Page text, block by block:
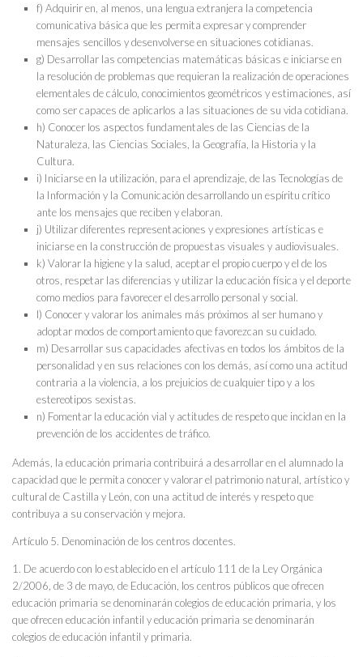
f) Adquirir en, al menos, una lengua extranjera la competencia
comunicativa básica que les permita expresar y comprender
mensajes sencillos y desenvolverse en situaciones cotidianas.
g) Desarrollar las competencias matemáticas básicas e iniciarse en
la resolución de problemas que requieran la realización de operaciones
elementales de cálculo, conocimientos geométricos y estimaciones, así
como ser capaces de aplicarlos a las situaciones de su vida cotidiana.
h) Conocer los aspectos fundamentales de las Ciencias de la
Naturaleza, las Ciencias Sociales, la Geografía, la Historia y la
Cultura.
i) Iniciarse en la utilización, para el aprendizaje, de las Tecnologías de
la Información y la Comunicación desarrollando un espíritu crítico
ante los mensajes que reciben y elaboran.
j) Utilizar diferentes representaciones y expresiones artísticas e
iniciarse en la construcción de propuestas visuales y audiovisuales.
k) Valorar la higiene y la salud, aceptar el propio cuerpo y el de los
otros, respetar las diferencias y utilizar la educación física y el deporte
como medios para favorecer el desarrollo personal y social.
l) Conocer y valorar los animales más próximos al ser humano y
adoptar modos de comportamiento que favorezcan su cuidado.
m) Desarrollar sus capacidades afectivas en todos los ámbitos de la
personalidad y en sus relaciones con los demás, así como una actitud
contraria a la violencia, a los prejuicios de cualquier tipo y a los
estereotipos sexistas.
n) Fomentar la educación vial y actitudes de respeto que incidan en la
prevención de los accidentes de tráfico.
Además, la educación primaria contribuirá a desarrollar en el alumnado la
capacidad que le permita conocer y valorar el patrimonio natural, artístico y
cultural de Castilla y León, con una actitud de interés y respeto que
contribuya a su conservación y mejora.
Artículo 5. Denominación de los centros docentes.
1. De acuerdo con lo establecido en el artículo 111 de la Ley Orgánica
2/2006, de 3 de mayo, de Educación, los centros públicos que ofrecen
educación primaria se denominarán colegios de educación primaria, y los
que ofrecen educación infantil y educación primaria se denominarán
colegios de educación infantil y primaria.